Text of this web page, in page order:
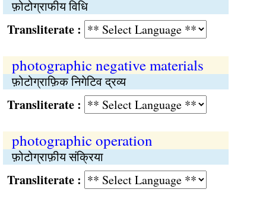
फ़ोटोग्राफीय विधि
:
photographic negative materials
फ़ोटोग्राफ़िक निगेटिव द्रव्य
:
photographic operation
फ़ोटोग्राफ़ीय संक्रिया
: